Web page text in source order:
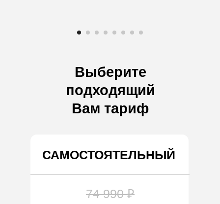
Выберите
подходящий
Вам тариф
САМОСТОЯТЕЛЬНЫЙ
74 990 ₽